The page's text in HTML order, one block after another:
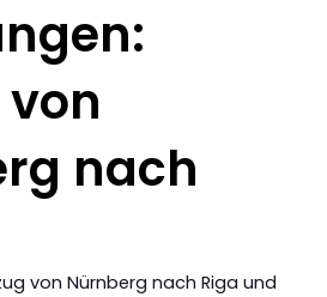
nach
von Nürnberg nach Riga und